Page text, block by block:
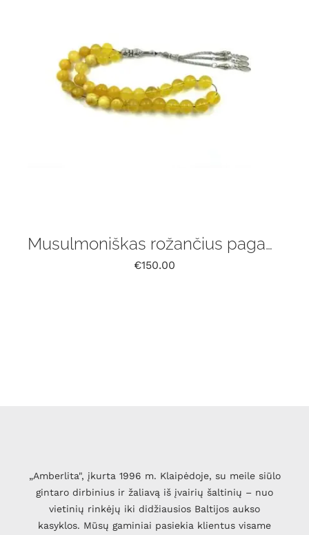
Musulmoniškas rožančius pagamintas iš natūralaus Baltijos gintaro, 33 vnt
€150.00
„Amberlita", įkurta 1996 m. Klaipėdoje, su meile siūlo
gintaro dirbinius ir žaliavą iš įvairių šaltinių – nuo
vietinių rinkėjų iki didžiausios Baltijos aukso
kasyklos. Mūsų gaminiai pasiekia klientus visame